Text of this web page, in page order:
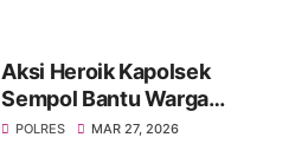
Aksi Heroik Kapolsek
Sempol Bantu Warga
Kecelakaan Saat Akan
POLRES MAR 27, 2026